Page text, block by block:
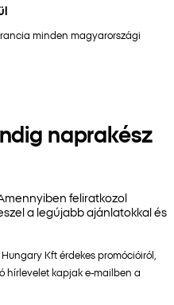
minden magyarországi
naprakész
feliratkozol
a legújabb ajánlatokkal és
Kft érdekes promócióiról,
hírlevelet kapjak e-mailben a